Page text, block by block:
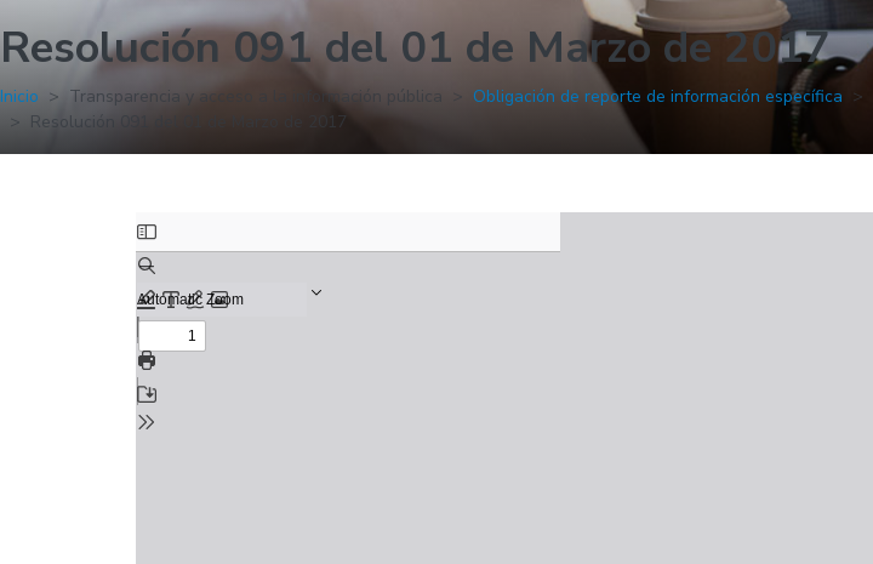
Resolución 091 del 01 de Marzo de 2017
Inicio Transparencia y acceso a la información pública Obligación de reporte de información específica
Resolución 091 del 01 de Marzo de 2017